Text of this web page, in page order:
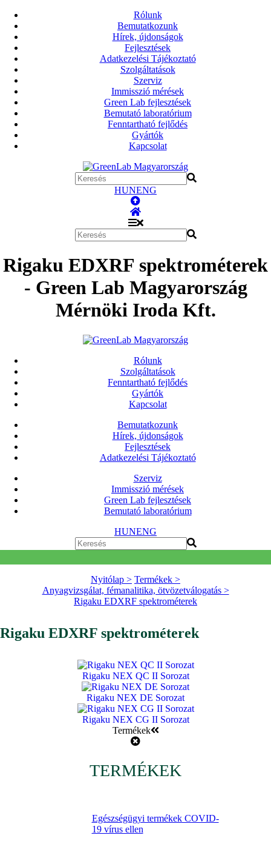
Rólunk
Bemutatkozunk
Hírek, újdonságok
Fejlesztések
Adatkezelési Tájékoztató
Szolgáltatások
Szerviz
Immisszió mérések
Green Lab fejlesztések
Bemutató laboratórium
Fenntartható fejlődés
Gyártók
Kapcsolat
HUNENG
Rigaku EDXRF spektrométerek
- Green Lab Magyarország
Mérnöki Iroda Kft.
Rólunk
Szolgáltatások
Fenntartható fejlődés
Gyártók
Kapcsolat
Bemutatkozunk
Hírek, újdonságok
Fejlesztések
Adatkezelési Tájékoztató
Szerviz
Immisszió mérések
Green Lab fejlesztések
Bemutató laboratórium
HUNENG
Nyitólap > Termékek >
Anyagvizsgálat, fémanalitika, ötvözetválogatás >
Rigaku EDXRF spektrométerek
Rigaku EDXRF spektrométerek
Rigaku NEX QC II Sorozat
Rigaku NEX DE Sorozat
Rigaku NEX CG II Sorozat
Termékek
TERMÉKEK
Egészségügyi termékek COVID-
19 vírus ellen